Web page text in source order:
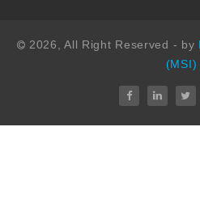
2026, All Right Reserved - by
(MSI)